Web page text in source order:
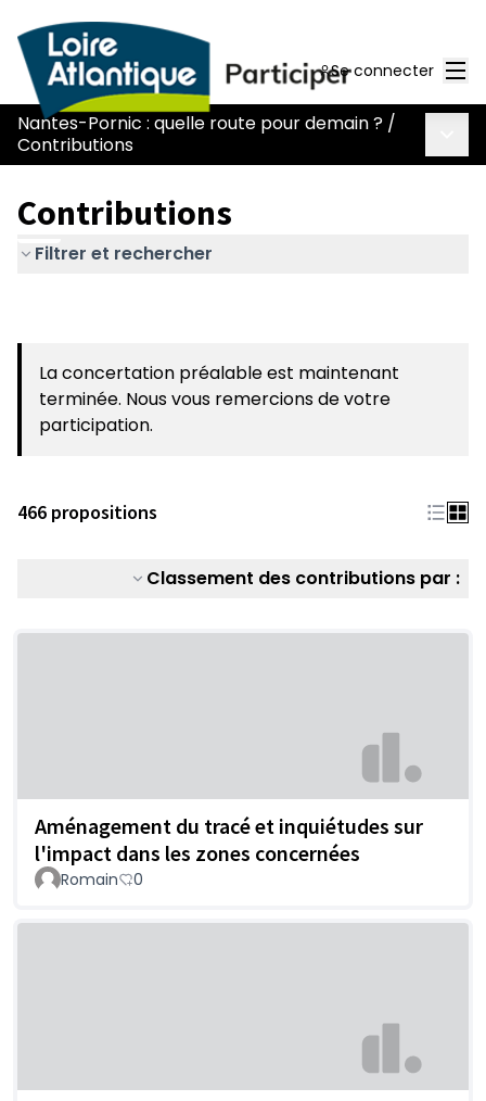
Se connecter
Nantes-Pornic : quelle route pour demain ? /
Contributions
Contributions
Filtrer et rechercher
La concertation préalable est maintenant
terminée. Nous vous remercions de votre
participation.
466 propositions
Classement des contributions par :
Aménagement du tracé et inquiétudes sur
l'impact dans les zones concernées
Romain 0